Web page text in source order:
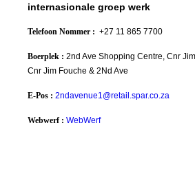
internasionale groep werk
Telefoon Nommer : +27 11 865 7700
Boerplek : 2nd Ave Shopping Centre, Cnr
Cnr Jim Fouche & 2Nd Ave
E-Pos : 2ndavenue1@retail.spar.co.za
Webwerf : WebWerf